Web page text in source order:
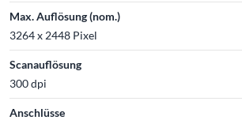
Max. Auflösung (nom.)
3264 x 2448 Pixel
Scanauflösung
300 dpi
Anschlüsse